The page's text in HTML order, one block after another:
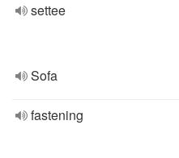
settee
Sofa
fastening